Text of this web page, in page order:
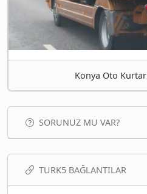
Konya Oto
SORUNUZ MU VAR?
TURK5 BAĞLANTILAR